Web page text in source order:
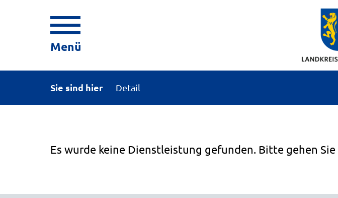
Menü
Sie sind hier Detail
Es wurde keine Dienstleistung gefunden. Bitte gehen Sie